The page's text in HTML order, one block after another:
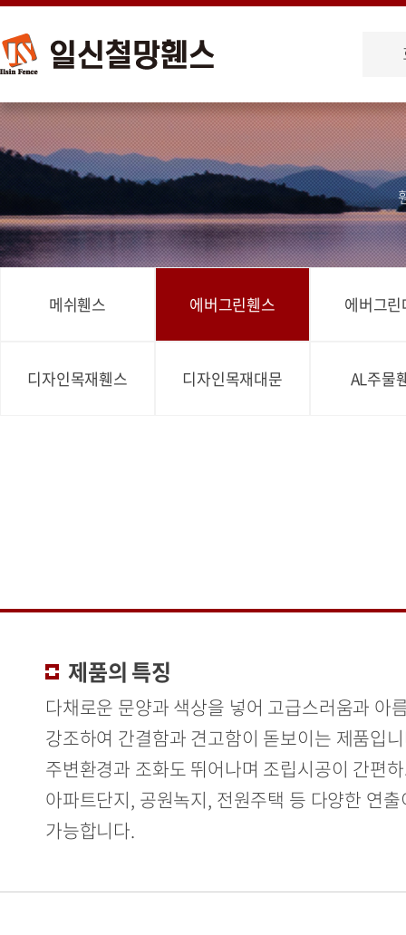
메쉬휀스 에버그린휀스 에버그
디자인목재휀스 디자인목재대문 AL주물
제품의 특징
다채로운 문양과 색상을 넣어 고급스러움과 아
강조하여 간결함과 견고함이 돋보이는 제품입
주변환경과 조화도 뛰어나며 조립시공이 간편
아파트단지, 공원녹지, 전원주택 등 다양한 연출
가능합니다.